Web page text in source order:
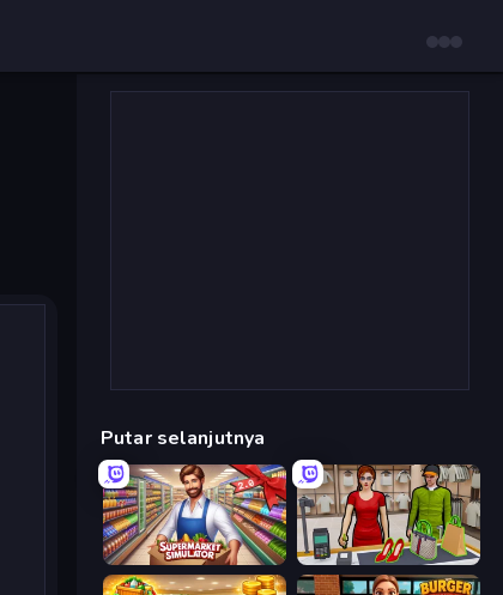
Putar selanjutnya
Supermarket Simulator: Store Manager Shop Master 3D